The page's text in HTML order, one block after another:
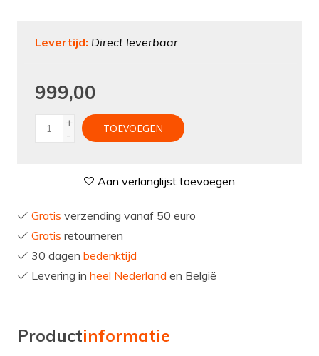
Levertijd: Direct leverbaar
999,00
+
-
TOEVOEGEN
Aan verlanglijst toevoegen
Gratis verzending vanaf 50 euro
Gratis retourneren
30 dagen bedenktijd
Levering in heel Nederland en België
Productinformatie